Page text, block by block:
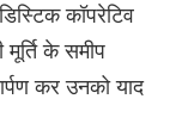
कॉपरेटिव
मूर्ति के समीप
कर उनको याद